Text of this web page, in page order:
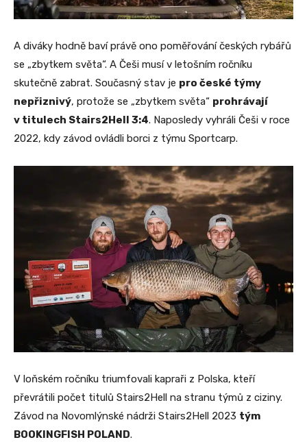
A diváky hodně baví právě ono poměřování českých rybářů
se „zbytkem světa“. A Češi musí v letošním ročníku
skutečně zabrat. Současný stav je pro české týmy
nepřiznivý, protože se „zbytkem světa“ prohrávají
v titulech Stairs2Hell 3:4. Naposledy vyhráli Češi v roce
2022, kdy závod ovládli borci z týmu Sportcarp.
V loňském ročníku triumfovali kapraři z Polska, kteří
převrátili počet titulů Stairs2Hell na stranu týmů z ciziny.
Závod na Novomlýnské nádrži Stairs2Hell 2023 tým
BOOKINGFISH POLAND.